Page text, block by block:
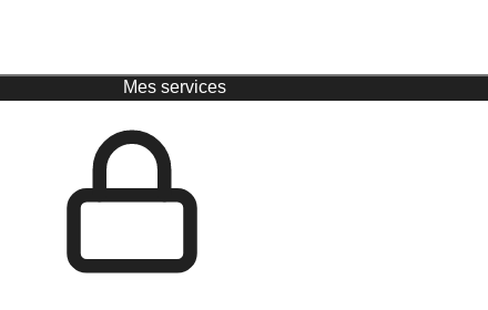
Mes services